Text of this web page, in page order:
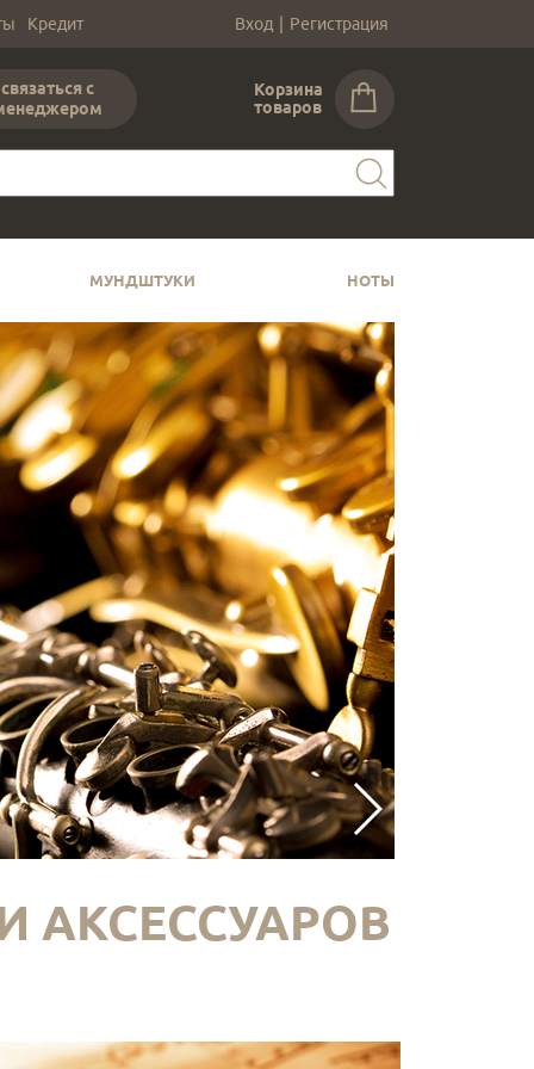
Кредит Вход | Регистрация
связаться с
Корзина
товаров
МУНДШТУКИ НОТЫ
АКСЕССУАРОВ